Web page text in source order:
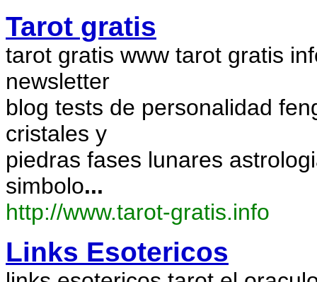
Tarot gratis
tarot gratis www tarot gratis
newsletter
blog tests de personalidad
cristales y
piedras fases lunares
simbolo...
http://www.tarot-gratis.info
Links Esotericos